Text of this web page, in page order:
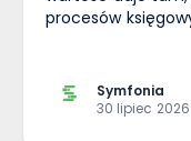
Symfonia
30 lipiec 2026